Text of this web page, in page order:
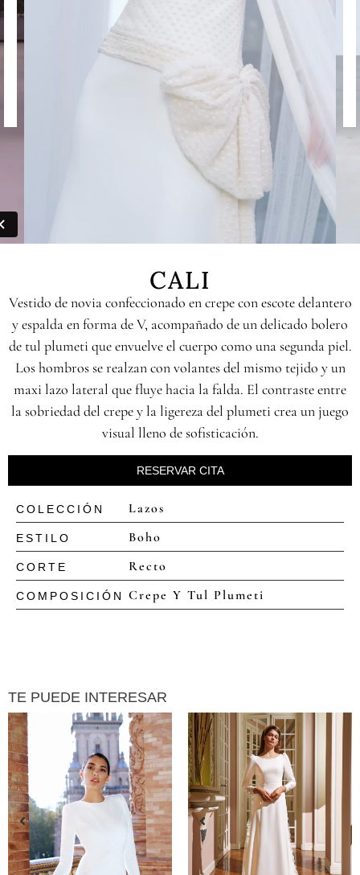
CALI
Vestido de novia confeccionado en crepe con escote delantero
y espalda en forma de V, acompañado de un delicado bolero
de tul plumeti que envuelve el cuerpo como una segunda piel.
Los hombros se realzan con volantes del mismo tejido y un
maxi lazo lateral que fluye hacia la falda. El contraste entre
la sobriedad del crepe y la ligereza del plumeti crea un juego
visual lleno de sofisticación.
RESERVAR CITA
COLECCIÓN Lazos
ESTILO Boho
CORTE Recto
COMPOSICIÓN Crepe Y Tul Plumeti
TE PUEDE INTERESAR